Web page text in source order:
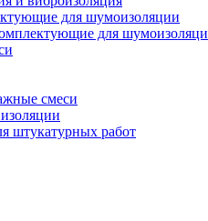
для шумоизоляции
для
смеси
штукатурных работ